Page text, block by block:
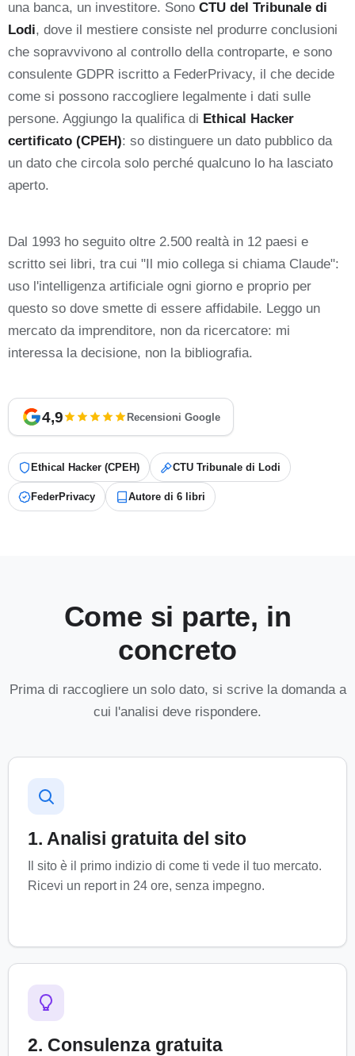
una banca, un investitore. Sono CTU del Tribunale di
Lodi, dove il mestiere consiste nel produrre conclusioni
che sopravvivono al controllo della controparte, e sono
consulente GDPR iscritto a FederPrivacy, il che decide
come si possono raccogliere legalmente i dati sulle
persone. Aggiungo la qualifica di Ethical Hacker
certificato (CPEH): so distinguere un dato pubblico da
un dato che circola solo perché qualcuno lo ha lasciato
aperto.
Dal 1993 ho seguito oltre 2.500 realtà in 12 paesi e
scritto sei libri, tra cui "Il mio collega si chiama Claude":
uso l'intelligenza artificiale ogni giorno e proprio per
questo so dove smette di essere affidabile. Leggo un
mercato da imprenditore, non da ricercatore: mi
interessa la decisione, non la bibliografia.
4,9 Recensioni Google
Ethical Hacker (CPEH) CTU Tribunale di Lodi
FederPrivacy Autore di 6 libri
Come si parte, in
concreto
Prima di raccogliere un solo dato, si scrive la domanda a
cui l'analisi deve rispondere.
1. Analisi gratuita del sito
Il sito è il primo indizio di come ti vede il tuo mercato.
Ricevi un report in 24 ore, senza impegno.
2. Consulenza gratuita